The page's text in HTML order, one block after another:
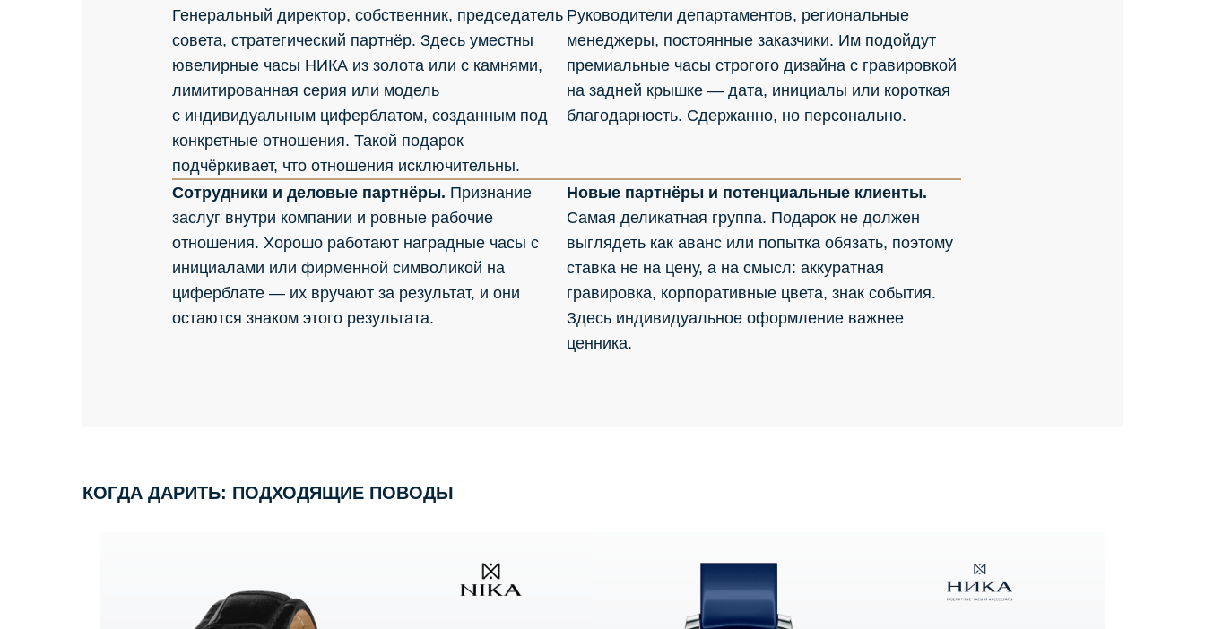
Генеральный директор, собственник, председатель
совета, стратегический партнёр. Здесь уместны
ювелирные часы НИКА из золота или с камнями,
лимитированная серия или модель
с индивидуальным циферблатом, созданным под
конкретные отношения. Такой подарок
подчёркивает, что отношения исключительны.
Руководители департаментов, региональные
менеджеры, постоянные заказчики. Им подойдут
премиальные часы строгого дизайна с гравировкой
на задней крышке — дата, инициалы или короткая
благодарность. Сдержанно, но персонально.
Сотрудники и деловые партнёры. Признание
заслуг внутри компании и ровные рабочие
отношения. Хорошо работают наградные часы с
инициалами или фирменной символикой на
циферблате — их вручают за результат, и они
остаются знаком этого результата.
Новые партнёры и потенциальные клиенты.
Самая деликатная группа. Подарок не должен
выглядеть как аванс или попытка обязать, поэтому
ставка не на цену, а на смысл: аккуратная
гравировка, корпоративные цвета, знак события.
Здесь индивидуальное оформление важнее
ценника.
КОГДА ДАРИТЬ: ПОДХОДЯЩИЕ ПОВОДЫ